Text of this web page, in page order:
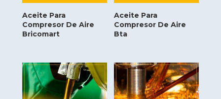
Aceite Para
Compresor De Aire
Bricomart
Aceite Para
Compresor De Aire
Bta